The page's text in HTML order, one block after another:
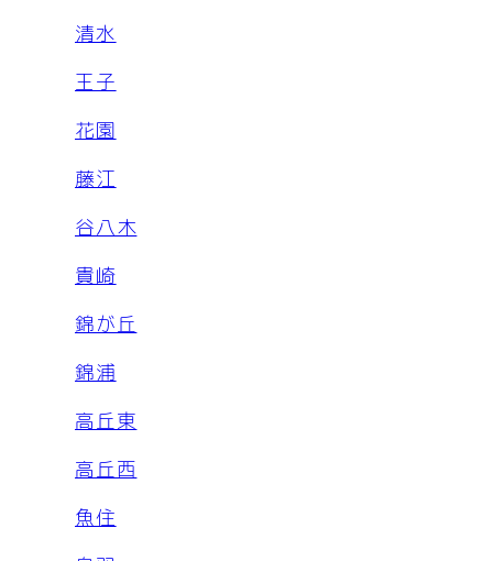
清水
王子
花園
藤江
谷八木
貴崎
錦が丘
錦浦
高丘東
高丘西
魚住